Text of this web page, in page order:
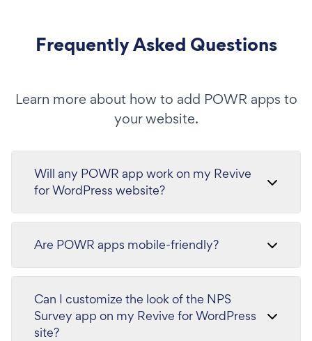
Frequently Asked Questions
Learn more about how to add POWR apps to
your website.
Will any POWR app work on my Revive
for WordPress website?
Are POWR apps mobile-friendly?
Can I customize the look of the NPS
Survey app on my Revive for WordPress
site?